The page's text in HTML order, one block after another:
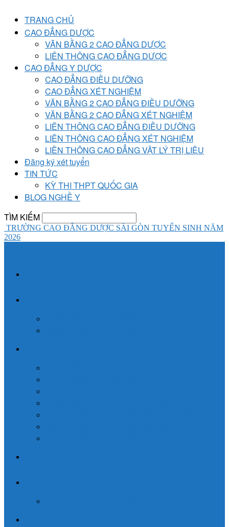
TRANG CHỦ
CAO ĐẲNG DƯỢC
VĂN BẰNG 2 CAO ĐẲNG DƯỢC
LIÊN THÔNG CAO ĐẲNG DƯỢC
CAO ĐẲNG Y DƯỢC
CAO ĐẲNG ĐIỀU DƯỠNG
CAO ĐẲNG XÉT NGHIỆM
VĂN BẰNG 2 CAO ĐẲNG ĐIỀU DƯỠNG
VĂN BẰNG 2 CAO ĐẲNG XÉT NGHIỆM
LIÊN THÔNG CAO ĐẲNG ĐIỀU DƯỠNG
LIÊN THÔNG CAO ĐẲNG XÉT NGHIỆM
LIÊN THÔNG CAO ĐẲNG VẬT LÝ TRỊ LIỆU
Đăng ký xét tuyển
TIN TỨC
KỲ THI THPT QUỐC GIA
BLOG NGHỀ Y
TÌM KIẾM
TRƯỜNG CAO ĐẲNG DƯỢC SÀI GÒN TUYỂN SINH NĂM
2026